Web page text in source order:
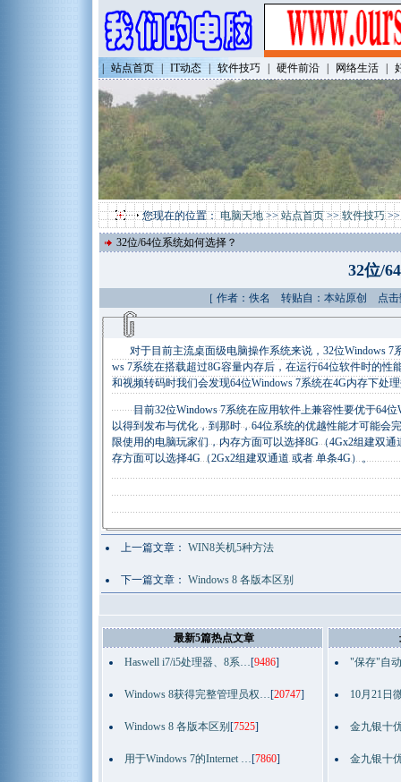
站点首页 IT动态 软件技巧 硬件前沿 网络生活
您现在的位置：电脑天地>>站点首页>>软件技巧
32位/64位系统如何选择？
32位/
［ 作者：佚名 转贴自：本站原创 点
对于目前主流桌面级电脑操作系统来说，32位Windows 7
ws 7系统在搭载超过8G容量内存后，在运行64位软件时的
和视频转码时我们会发现64位Windows 7系统在4G内存下处
目前32位Windows 7系统在应用软件上兼容性要优于64位
以得到发布与优化，到那时，64位系统的优越性能才可能会
限使用的电脑玩家们，内存方面可以选择8G（4Gx2组建双
存方面可以选择4G（2Gx2组建双通道 或者 单条4G）。
上一篇文章： WIN8关机5种方法
下一篇文章： Windows 8 各版本区别
最新5篇热点文章
Haswell i7/i5处理器、8系…[9486]
Windows 8获得完整管理员权…[20747]
Windows 8 各版本区别 [7525]
用于Windows 7的Internet …[7860]
"保存"自
10月21日
金九银十
金九银十